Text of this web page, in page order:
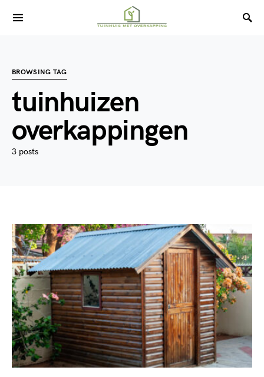
BROWSING TAG
tuinhuizen
overkappingen
3 posts